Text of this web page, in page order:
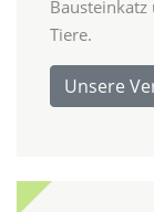
Tiere.
Unsere